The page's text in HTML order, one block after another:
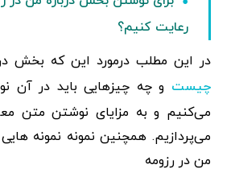
رعایت کنیم؟
در این مطلب درمورد این که بخش
چیست و چه چیزهایی باید در آن
می‌کنیم و به مزایای نوشتن متن
می‌پردازیم. همچنین نمونه‌ نمونه
من در رزومه